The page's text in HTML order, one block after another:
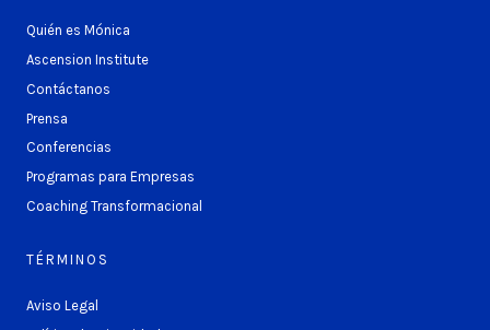
Quién es Mónica
Ascension Institute
Contáctanos
Prensa
Conferencias
Programas para Empresas
Coaching Transformacional
TÉRMINOS
Aviso Legal